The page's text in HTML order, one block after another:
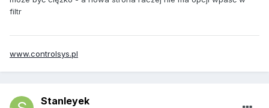
filtr
www.controlsys.pl
Stanleyek